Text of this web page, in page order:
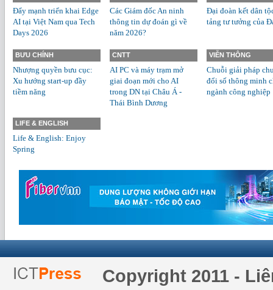
Đẩy mạnh triển khai Edge
AI tại Việt Nam qua Tech
Days 2026
Các Giám đốc An ninh
thông tin dự đoán gì về
năm 2026?
Đại đoàn kết dân
tảng tư tưởng của
BƯU CHÍNH
Nhượng quyền bưu cục:
Xu hướng start-up đầy
tiềm năng
CNTT
AI PC và máy trạm mở
giai đoạn mới cho AI
trong DN tại Châu Á -
Thái Bình Dương
VIỄN THÔNG
Chuỗi giải pháp
đổi số thông minh
ngành công nghiệp
LIFE & ENGLISH
Life & English: Enjoy
Spring
Copyright 2011 -